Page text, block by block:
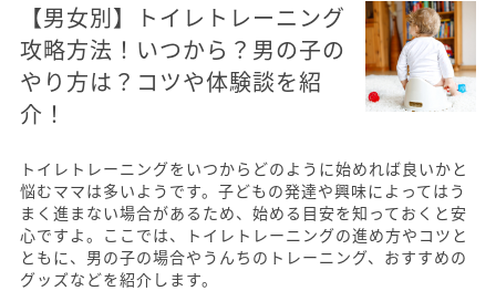
【男女別】トイレトレーニング
攻略方法！いつから？男の子の
やり方は？コツや体験談を紹
介！
トイレトレーニングをいつからどのように始めれば良いかと
悩むママは多いようです。子どもの発達や興味によってはう
まく進まない場合があるため、始める目安を知っておくと安
心ですよ。ここでは、トイレトレーニングの進め方やコツと
ともに、男の子の場合やうんちのトレーニング、おすすめの
グッズなどを紹介します。